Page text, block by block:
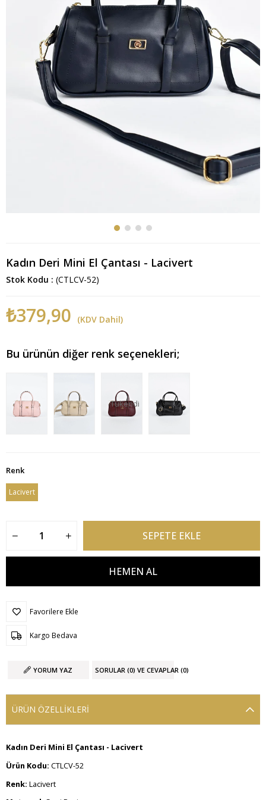
Kadın Deri Mini El Çantası - Lacivert
Stok Kodu (CTLCV-52)
₺379,90 (KDV Dahil)
Bu ürünün diğer renk seçenekleri;
Tükendi
Renk
Lacivert
Favorilere Ekle
Kargo Bedava
YORUM YAZ SORULAR (0) VE CEVAPLAR (0)
ÜRÜN ÖZELLIKLERI
Kadın Deri Mini El Çantası - Lacivert
Ürün Kodu: CTLCV-52
Renk: Lacivert